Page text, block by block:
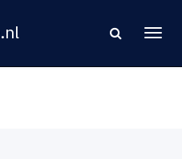
.nl